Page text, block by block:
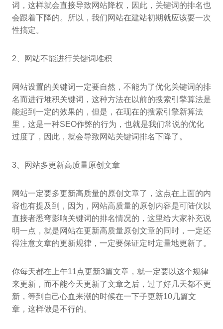
词，这样就会直接导致网站降权，因此，关键词的排名也
会跟着下降的。所以，我们网站在建站初期就应该要一次
性搞定。
2、网站不能进行关键词堆积
网站设置的关键词一定要自然，不能为了优化关键词的排
名而进行堆积关键词，这种方法在以前的搜索引擎算法是
能起到一定的效果的，但是，在现在的搜索引擎新算法
里，这是一种SEO作弊的行为，也就是我们常说的优化
过度了，因此，就会导致网站关键词排名下降了。
3、网站多更新高质量原创文章
网站一定要多更新高质量的原创文章了，这点在上面的内
容也有提及到，因为，网站高质量的原创内容是可陆伏以
直接者悉弯影响关键词的排名情况的，这里给大家补充说
明一点，就是网站在更新高质量原创文章的同时，一定还
得注意文章的更新规律，一定要保证定时定量地更新了。
你每天都在上午11点更新3篇文章，就一定要以这个规律
来更新，而不能今天更新了文章之后，过了好几天都不更
新，等到自己心血来潮的时候在一下子更新10几篇文
章，这样做是不行的。